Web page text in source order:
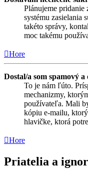
Plánujeme
systému zasielania
takéto správy,
moc takému
Hore
Dostal/a som spamový
To je nám ľúto.
mechanizmy,
používateľa. Mali
kópiu e-mailu,
hlavičke, ktorá
Hore
Priatelia a